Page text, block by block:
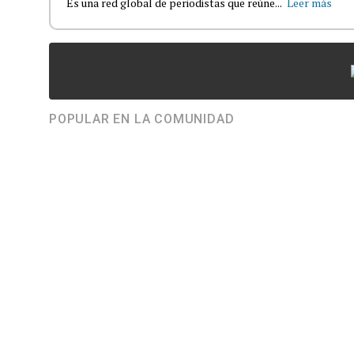
Es una red global de periodistas que reúne... Leer más
POPULAR EN LA COMUNIDAD